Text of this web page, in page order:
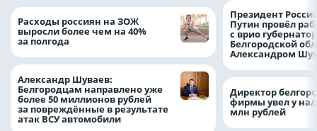
Расходы россиян на ЗОЖ
выросли более чем на 40%
за полгода
Александр Шуваев:
Белгородцам направлено уже
более 50 миллионов рублей
за повреждённые в результате
атак ВСУ автомобили
Президент
Путин провёл
с врио
Белгородской
Александром
Директор
фирмы увел у
млн рублей